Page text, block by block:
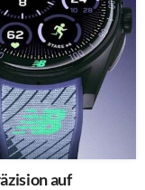
auf